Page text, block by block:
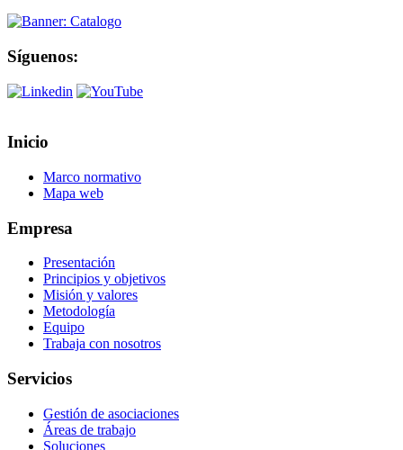
Síguenos:
Inicio
Marco normativo
Mapa web
Empresa
Presentación
Principios y objetivos
Misión y valores
Metodología
Equipo
Trabaja con nosotros
Servicios
Gestión de asociaciones
Áreas de trabajo
Soluciones